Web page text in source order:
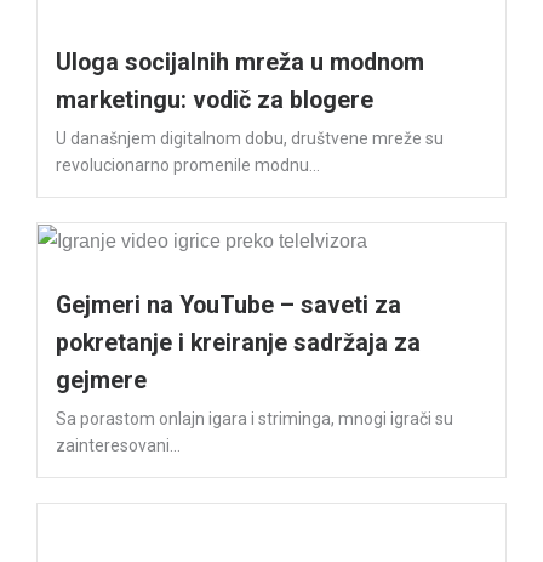
Uloga socijalnih mreža u modnom
marketingu: vodič za blogere
U današnjem digitalnom dobu, društvene mreže su
revolucionarno promenile modnu...
Gejmeri na YouTube – saveti za
pokretanje i kreiranje sadržaja za
gejmere
Sa porastom onlajn igara i striminga, mnogi igrači su
zainteresovani...